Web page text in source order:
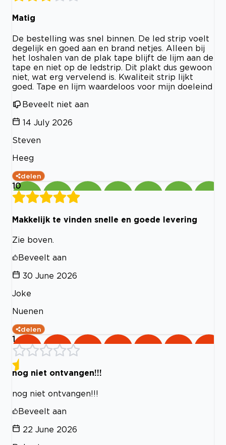
Matig
De bestelling was snel binnen. De led strip voelt
degelijk en goed aan en brand netjes. Alleen bij
het loshalen van de plak tape blijft de lijm aan de
tape en niet op de ledstrip. Dit plakt dus gewoon
niet, wat erg vervelend is. Kwaliteit strip lijkt
goed. Tape en lijm waardeloos voor mijn doeleind
Beveelt niet aan
14 July 2026
Steven
Heeg
delen
10
Makkelijk te vinden snelle en goede levering
Zie boven.
Beveelt aan
30 June 2026
Joke
Nuenen
delen
1
nog niet ontvangen!!!
nog niet ontvangen!!!
Beveelt aan
22 June 2026